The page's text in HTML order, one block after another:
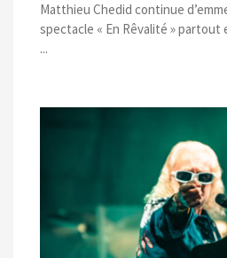
Matthieu Chedid continue
spectacle « En Rêvalité » partout
...